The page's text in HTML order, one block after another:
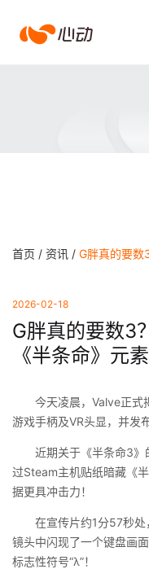
爱搜索结果
首页 / 资讯 /
2026-02-18
G胖真的要数3
《半条命》元
今天凌晨，Valve正式
游戏手柄及VR头显，并发
近期关于《半条命3》
过Steam主机贴纸暗藏《
据更具冲击力！
在宣传片约1分57秒处
镜头中闪现了一个键盘画
标志性符号“λ”！